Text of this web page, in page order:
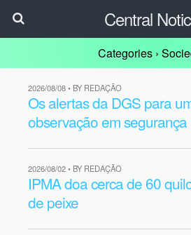
Central
Categories ›
2026/08/08 • BY REDAÇÃO
Os alertas da DGS para
observação em segurança
2026/08/02 • BY REDAÇÃO
IPMA doa cerca de 60
de peixe